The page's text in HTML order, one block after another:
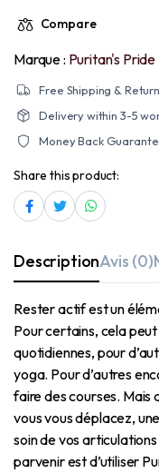
Compare
Marque : Puritan's Pride
Free Shipping &
Delivery within 3-5
Money Back
Share this product:
DescriptionAvis (0)
Rester actif est un
Pour certains, cela
quotidiennes, pour
yoga. Pour d’autres
faire des courses. Mais
vous vous déplacez,
soin de vos
parvenir est d’utiliser